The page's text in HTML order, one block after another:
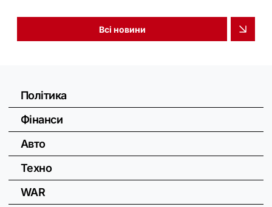
Всі новини
Політика
Фінанси
Авто
Техно
WAR